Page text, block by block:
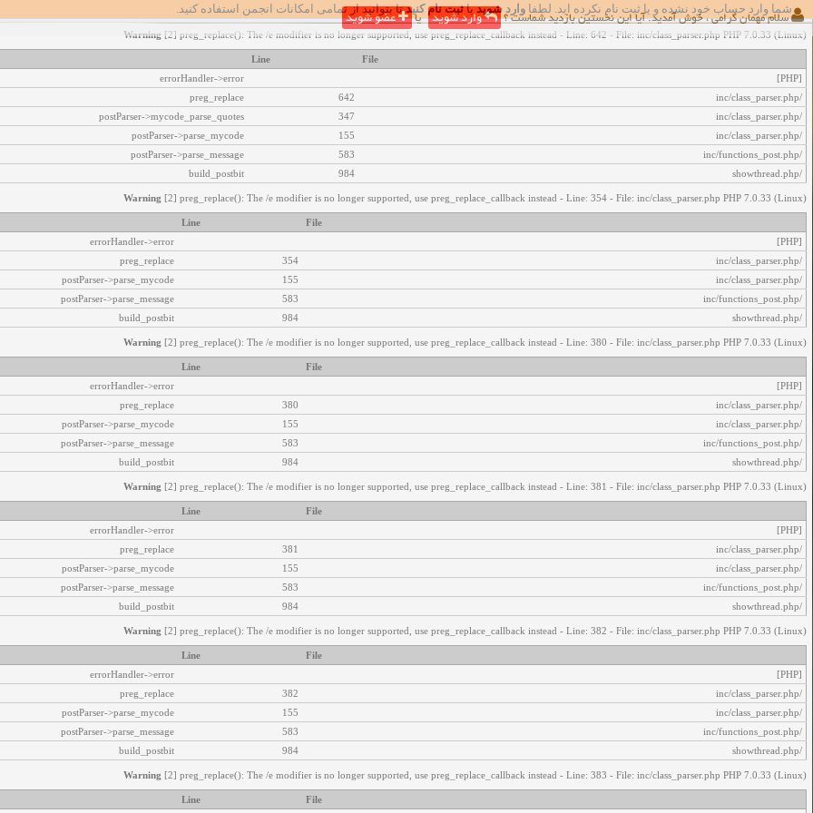
شما وارد حساب خود نشده و یا ثبت نام نکرده اید. لطفا وارد شویدیاثبت نام کنیدتا بتوانید از تمامی امکانات انجمن استفاده کنید. اخطار‌های زیر رخ داد:
Warning [2] preg_replace(): The /e modifier is no longer supported, use preg_replace_callback instead - Line: 642 - File: inc/class_parser.php PHP 7.0.33 (Linux)
File
Line
[PHP]
errorHandler->error
/inc/class_parser.php
642
preg_replace
/inc/class_parser.php
347
postParser->mycode_parse_quotes
/inc/class_parser.php
155
postParser->parse_mycode
/inc/functions_post.php
583
postParser->parse_message
/showthread.php
984
build_postbit
Warning [2] preg_replace(): The /e modifier is no longer supported, use preg_replace_callback instead - Line: 354 - File: inc/class_parser.php PHP 7.0.33 (Linux)
File
Line
[PHP]
errorHandler->error
/inc/class_parser.php
354
preg_replace
/inc/class_parser.php
155
postParser->parse_mycode
/inc/functions_post.php
583
postParser->parse_message
/showthread.php
984
build_postbit
Warning [2] preg_replace(): The /e modifier is no longer supported, use preg_replace_callback instead - Line: 380 - File: inc/class_parser.php PHP 7.0.33 (Linux)
File
Line
[PHP]
errorHandler->error
/inc/class_parser.php
380
preg_replace
/inc/class_parser.php
155
postParser->parse_mycode
/inc/functions_post.php
583
postParser->parse_message
/showthread.php
984
build_postbit
Warning [2] preg_replace(): The /e modifier is no longer supported, use preg_replace_callback instead - Line: 381 - File: inc/class_parser.php PHP 7.0.33 (Linux)
File
Line
[PHP]
errorHandler->error
/inc/class_parser.php
381
preg_replace
/inc/class_parser.php
155
postParser->parse_mycode
/inc/functions_post.php
583
postParser->parse_message
/showthread.php
984
build_postbit
Warning [2] preg_replace(): The /e modifier is no longer supported, use preg_replace_callback instead - Line: 382 - File: inc/class_parser.php PHP 7.0.33 (Linux)
File
Line
[PHP]
errorHandler->error
/inc/class_parser.php
382
preg_replace
/inc/class_parser.php
155
postParser->parse_mycode
/inc/functions_post.php
583
postParser->parse_message
/showthread.php
984
build_postbit
Warning [2] preg_replace(): The /e modifier is no longer supported, use preg_replace_callback instead - Line: 383 - File: inc/class_parser.php PHP 7.0.33 (Linux)
File
Line
سلام مهمان گرامی ، خوش آمدید. آیا این نخستین بازدید شماست ؟ وارد شوید یا عضو شوید